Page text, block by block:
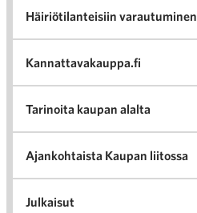
Häiriötilanteisiin varautuminen
Kannattavakauppa.fi
Tarinoita kaupan alalta
Ajankohtaista Kaupan liitossa
Julkaisut